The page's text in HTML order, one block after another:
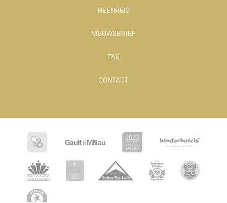
Taal
HEENREIS
NIEUWSBRIEF
FAQ
CONTACT